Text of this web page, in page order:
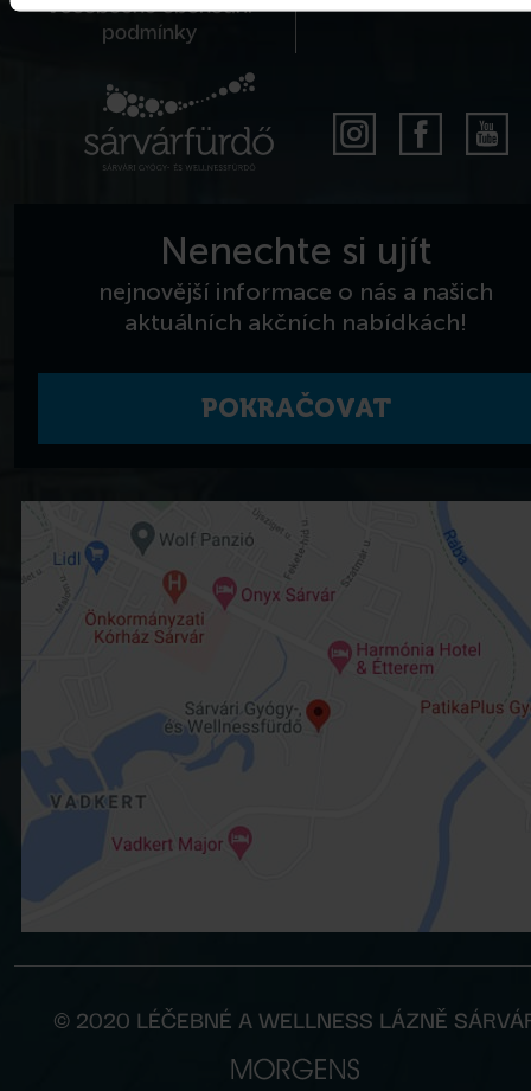
podmínky
Nenechte si ujít
nejnovější informace o nás a našich
aktuálních akčních nabídkách!
POKRAČOVAT
© 2020 LÉČEBNÉ A WELLNESS LÁZNĚ